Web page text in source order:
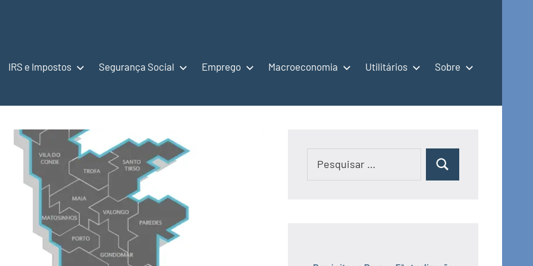
IRS e Impostos Segurança Social Emprego Macroeconomia Utilitários Sobre
Pesquisar